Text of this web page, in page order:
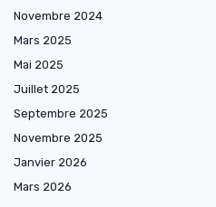
Novembre 2024
Mars 2025
Mai 2025
Juillet 2025
Septembre 2025
Novembre 2025
Janvier 2026
Mars 2026